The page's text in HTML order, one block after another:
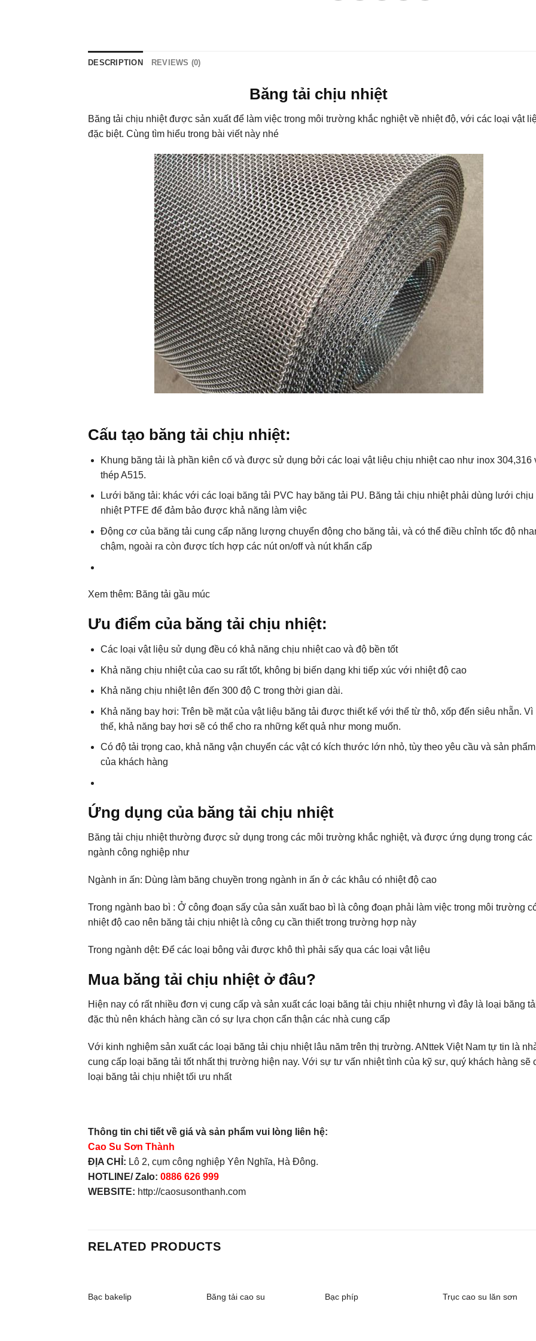
DESCRIPTION REVIEWS (0)
Băng tải chịu nhiệt
Băng tải chịu nhiệt được sản xuất để làm việc trong môi trường khắc nghiệt về nhiệt độ, với các loại vật
đặc biệt. Cùng tìm hiểu trong bài viết này nhé
Cấu tạo băng tải chịu nhiệt:
Khung băng tải là phần kiên cố và được sử dụng bởi các loại vật liệu chịu nhiệt cao như inox 304,316
thép A515.
Lưới băng tải: khác với các loại băng tải PVC hay băng tải PU. Băng tải chịu nhiệt phải dùng lưới chịu
nhiệt PTFE để đảm bảo được khả năng làm việc
Động cơ của băng tải cung cấp năng lượng chuyển động cho băng tải, và có thể điều chỉnh tốc độ
chậm, ngoài ra còn được tích hợp các nút on/off và nút khẩn cấp
Xem thêm: Băng tải gầu múc
Ưu điểm của băng tải chịu nhiệt:
Các loại vật liệu sử dụng đều có khả năng chịu nhiệt cao và độ bền tốt
Khả năng chịu nhiệt của cao su rất tốt, không bị biến dạng khi tiếp xúc với nhiệt độ cao
Khả năng chịu nhiệt lên đến 300 độ C trong thời gian dài.
Khả năng bay hơi: Trên bề mặt của vật liệu băng tải được thiết kế với thể từ thô, xốp đến siêu nhẵn. Vì
thế, khả năng bay hơi sẽ có thể cho ra những kết quả như mong muốn.
Có độ tải trọng cao, khả năng vận chuyển các vật có kích thước lớn nhỏ, tùy theo yêu cầu và sản phẩm
của khách hàng
Ứng dụng của băng tải chịu nhiệt
Băng tải chịu nhiệt thường được sử dụng trong các môi trường khắc nghiệt, và được ứng dụng trong các
ngành công nghiệp như
Ngành in ấn: Dùng làm băng chuyền trong ngành in ấn ở các khâu có nhiệt độ cao
Trong ngành bao bì : Ở công đoạn sấy của sản xuất bao bì là công đoạn phải làm việc trong môi trường
nhiệt độ cao nên băng tải chịu nhiệt là công cụ cần thiết trong trường hợp này
Trong ngành dệt: Để các loại bông vải được khô thì phải sấy qua các loại vật liệu
Mua băng tải chịu nhiệt ở đâu?
Hiện nay có rất nhiều đơn vị cung cấp và sản xuất các loại băng tải chịu nhiệt nhưng vì đây là loại băng
đặc thù nên khách hàng cần có sự lựa chọn cẩn thận các nhà cung cấp
Với kinh nghiệm sản xuất các loại băng tải chịu nhiệt lâu năm trên thị trường. ANttek Việt Nam tự tin là
cung cấp loại băng tải tốt nhất thị trường hiện nay. Với sự tư vấn nhiệt tình của kỹ sư, quý khách hàng sẽ
loại băng tải chịu nhiệt tối ưu nhất
Thông tin chi tiết về giá và sản phẩm vui lòng liên hệ:
Cao Su Sơn Thành
ĐỊA CHỈ: Lô 2, cụm công nghiệp Yên Nghĩa, Hà Đông.
HOTLINE/ Zalo: 0886 626 999
WEBSITE: http://caosusonthanh.com
RELATED PRODUCTS
Bạc bakelip Băng tải cao su Bạc phíp Trục cao su lăn sơn